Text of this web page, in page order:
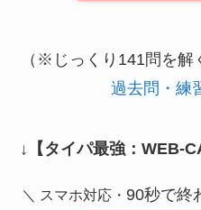
（※じっくり141問を
過去問・練
↓ 【タイパ最強：WEB-
＼ スマホ対応・ 90秒で終